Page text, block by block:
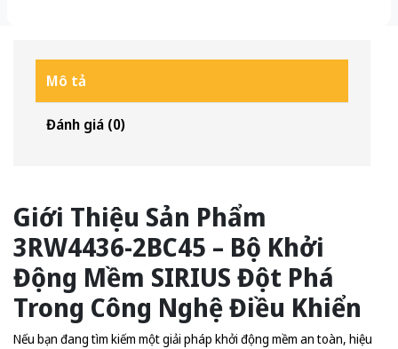
Mô tả
Đánh giá (0)
Giới Thiệu Sản Phẩm
3RW4436-2BC45 – Bộ Khởi
Động Mềm SIRIUS Đột Phá
Trong Công Nghệ Điều Khiển
Nếu bạn đang tìm kiếm một giải pháp khởi động mềm an toàn, hiệu